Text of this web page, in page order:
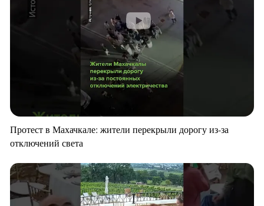
Протест в Махачкале: жители перекрыли дорогу из-за
отключений света